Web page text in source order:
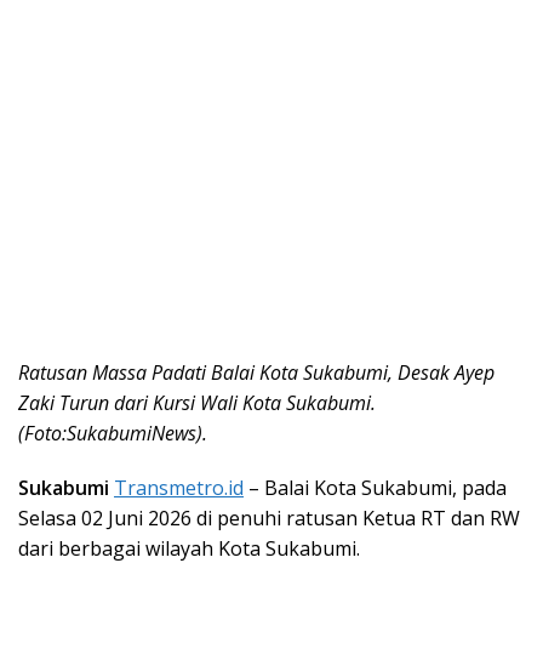
Ratusan Massa Padati Balai Kota Sukabumi, Desak Ayep
Zaki Turun dari Kursi Wali Kota Sukabumi.
(Foto:SukabumiNews).
Sukabumi Transmetro.id – Balai Kota Sukabumi, pada
Selasa 02 Juni 2026 di penuhi ratusan Ketua RT dan RW
dari berbagai wilayah Kota Sukabumi.